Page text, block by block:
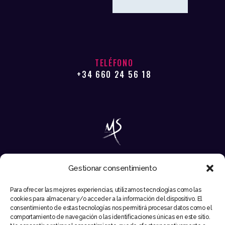
Gestionar consentimiento
Para ofrecer las mejores experiencias, utilizamos tecnologías como las
cookies para almacenar y/o acceder a la información del dispositivo. El
consentimiento de estas tecnologías nos permitirá procesar datos como el
comportamiento de navegación o las identificaciones únicas en este sitio.
TELÉFONO
+34 660 24 56 18
EMAIL
INFO@MIKESYNTEC.COM